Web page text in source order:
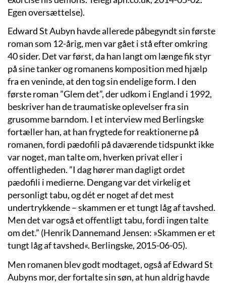
Egen oversættelse).
Edward St Aubyn havde allerede påbegyndt sin første
roman som 12-årig, men var gået i stå efter omkring
40 sider. Det var først, da han langt om længe fik styr
på sine tanker og romanens komposition med hjælp
fra en veninde, at den tog sin endelige form. I den
første roman ”Glem det”, der udkom i England i 1992,
beskriver han de traumatiske oplevelser fra sin
grusomme barndom. I et interview med Berlingske
fortæller han, at han frygtede for reaktionerne på
romanen, fordi pædofili på daværende tidspunkt ikke
var noget, man talte om, hverken privat eller i
offentligheden. ”I dag hører man dagligt ordet
pædofili i medierne. Dengang var det virkelig et
personligt tabu, og dét er noget af det mest
undertrykkende – skammen er et tungt låg af tavshed.
Men det var også et offentligt tabu, fordi ingen talte
om det.” (Henrik Dannemand Jensen: »Skammen er et
tungt låg af tavshed«. Berlingske, 2015-06-05).
Men romanen blev godt modtaget, også af Edward St
Aubyns mor, der fortalte sin søn, at hun aldrig havde